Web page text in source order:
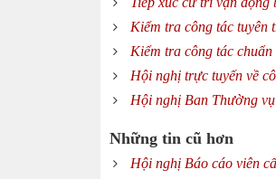
Kiểm tra công tác tuyên
Kiểm tra công tác
Hội nghị trực tuyến về
Hội nghị Ban Thường
Những tin cũ hơn
Hội nghị Báo cáo viên